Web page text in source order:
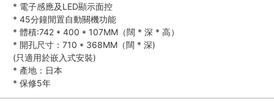
* 電子感應及LED顯示面控
* 45分鐘閒置自動關機功能
* 體積:742 * 400 * 107MM（闊 * 深 * 高）
* 開孔尺寸：710 * 368MM（闊 * 深)
(只適用於嵌入式安裝)
* 產地：日本
* 保修5年